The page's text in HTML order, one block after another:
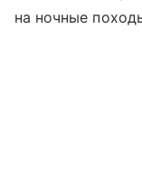
на ночные